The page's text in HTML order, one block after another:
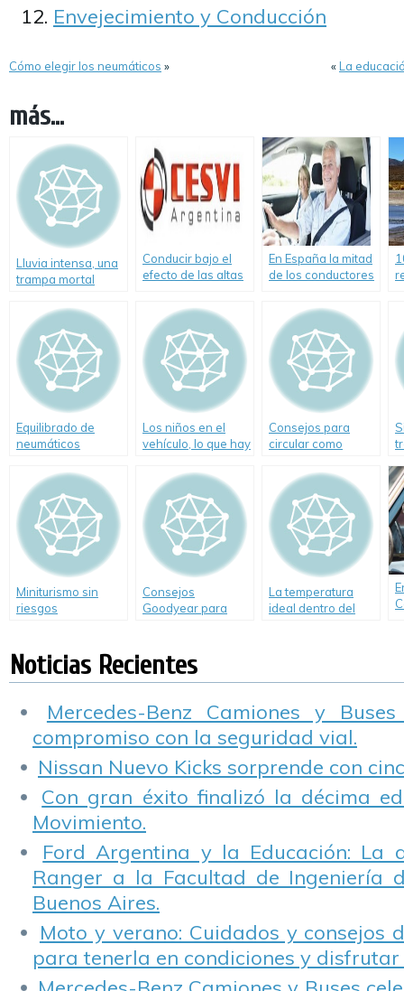
Envejecimiento y Conducción
Cómo elegir los neumáticos » «La
más...
Lluvia intensa, una
trampa mortal
Conducir bajo el
efecto de las altas
En España la mitad
de los conductores
años prefiere usar
su vehículo antes
que el transporte
público
Equilibrado de
neumáticos
Los niños en el
vehículo, lo que hay
Consejos para
circular como
seguridad
Miniturismo sin
riesgos
Consejos
Goodyear para
Invierno
La temperatura
ideal dentro del
Noticias Recientes
Mercedes-Benz Camiones y
compromiso con la seguridad vial.
Nissan Nuevo Kicks sorprende con
Con gran éxito finalizó la décima
Movimiento.
Ford Argentina y la Educación: La
Ranger a la Facultad de Ingeniería
Buenos Aires.
Moto y verano: Cuidados y consejos
para tenerla en condiciones y disfrutar